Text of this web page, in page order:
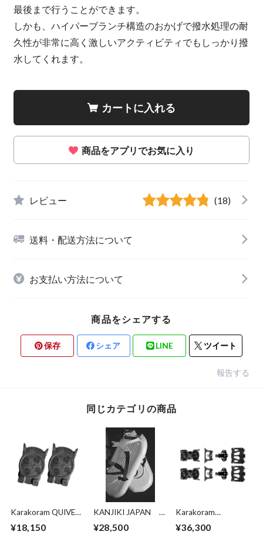
最後まで行うことができます。
しかも、ハイパーブランチ構造のおかげで撥水処理の耐
久性が非常に高く激しいアクティビティでもしっかり撥
水してくれます。
カートに入れる
商品をアプリでお気に入り
レビュー (18)
送料・配送方法について
お支払い方法について
商品をシェアする
保存 シェア LINE ツイート
報告する
同じカテゴリの商品
Karakoram QUIVER
¥18,150
KANJIKI JAPAN
¥28,500
Karakoram
CONVERSION KIT
¥36,300